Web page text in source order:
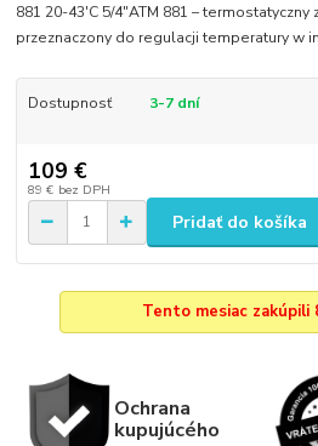
881 20-43'C 5/4"ATM 881 –
przeznaczony do regulacji temperatury w
Dostupnosť 3-7 dní
109 €
89 € bez DPH
Pridať do košíka
Tento mesiac zakúpili
Ochrana
kupujúcého